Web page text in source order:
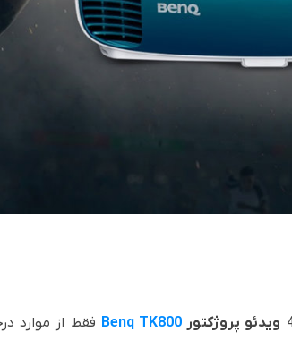
ویدئو پروژکتور Benq TK800 فقط از موارد